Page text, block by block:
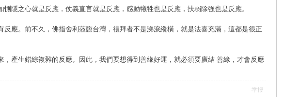
之心就是反應，仗義直言就是反應，感動犧牲也是反應，扶弱除強也是反應。
。前不久，佛指舍利蒞臨台灣，禮拜者不是涕淚縱橫，就是法喜充滿，這都是很正
生錯綜複雜的反應。因此，我們要想得到善緣好運，就必須要廣結 善緣，才會反應
举报